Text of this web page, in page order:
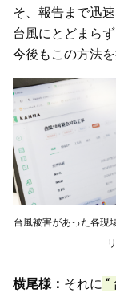
そ、報告まで迅
台風にとどまら
今後もこの方法を
台風被害があった各現
横尾様： それに “